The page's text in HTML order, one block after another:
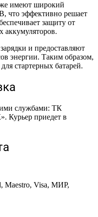
имеют широкий
что эффективно решает
защиту от
аккумуляторов.
и предоставляют
энергии. Таким образом,
стартерных батарей.
службами: ТК
Курьер приедет в
Maestro, Visa, МИР,